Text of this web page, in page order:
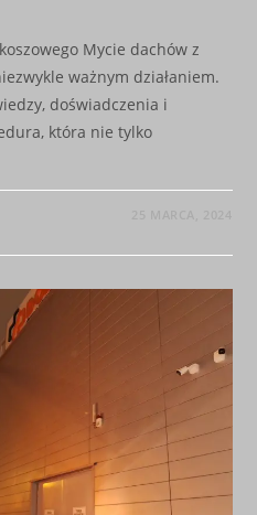
Mycie dachów z
ważnym działaniem.
doświadczenia i
która nie tylko